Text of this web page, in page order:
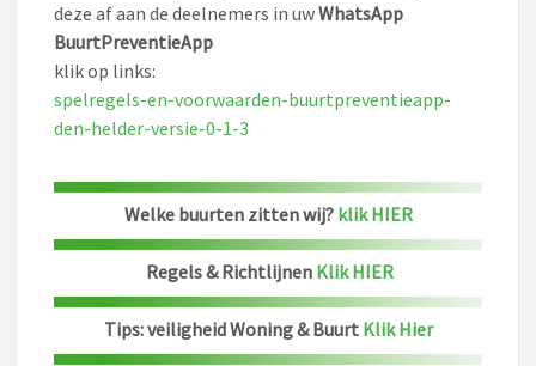
deze af aan de deelnemers in uwWhatsApp
BuurtPreventieApp
klik op links:
spelregels-en-voorwaarden-buurtpreventieapp-
den-helder-versie-0-1-3
Welke buurten zitten wij? klik HIER
Regels & Richtlijnen Klik HIER
Tips: veiligheid Woning & Buurt Klik Hier